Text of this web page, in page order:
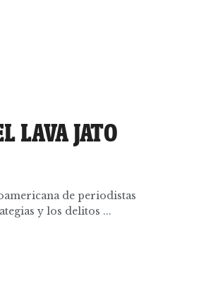
LAVA JATO
de periodistas
y los delitos ...